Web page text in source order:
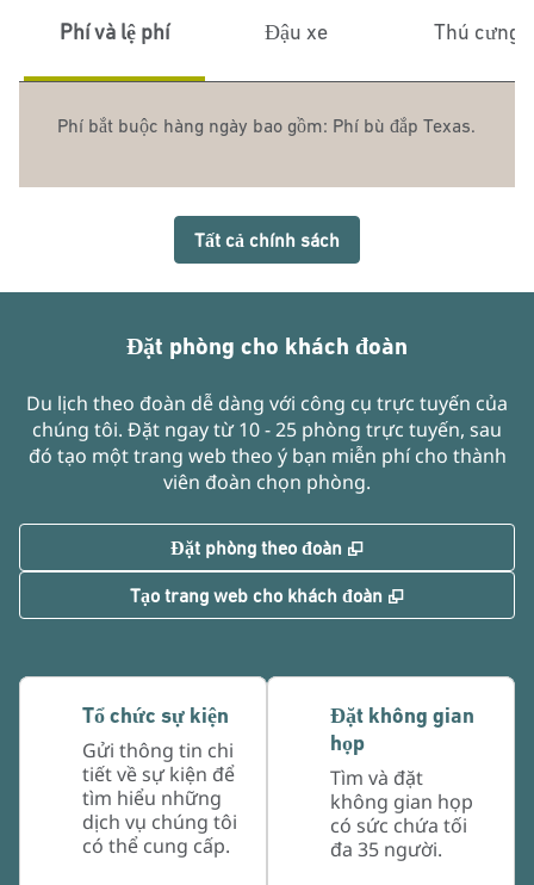
Phí và lệ phí Đậu xe Thú cưng
Phí bắt buộc hàng ngày bao gồm: Phí bù đắp Texas.
Tất cả chính sách
Đặt phòng cho khách đoàn
Du lịch theo đoàn dễ dàng với công cụ trực tuyến của
chúng tôi. Đặt ngay từ 10 - 25 phòng trực tuyến, sau
đó tạo một trang web theo ý bạn miễn phí cho thành
viên đoàn chọn phòng.
Đặt phòng theo đoàn ,
Tạo trang web cho khách đoàn ,
Tổ chức sự kiện
Gửi thông tin chi
tiết về sự kiện để
tìm hiểu những
dịch vụ chúng tôi
có thể cung cấp.
Đặt không gian
họp
Tìm và đặt
không gian họp
có sức chứa tối
đa 35 người.